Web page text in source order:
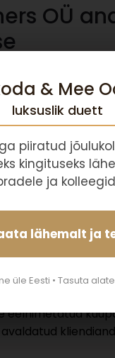
OÜ
töötlemise
isikuandmete
Partners OÜ (Reg
veebipoe
töötlemise
isikuandmeid,
TeaForYou
25. maist
eelnimetatud
avaldatud
& Mee
luksuslik duett
piiratud
kingituseks
ja
lähemalt ja
üle Eesti • Tasuta